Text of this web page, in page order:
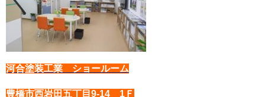
河合塗装工業 ショールーム
豊橋市西岩田五丁目9-14 1Ｆ